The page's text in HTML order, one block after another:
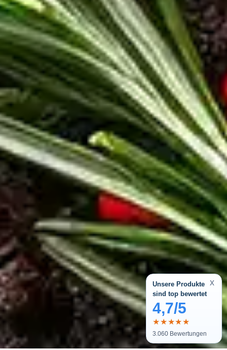
x
Unsere Produkte
sind top bewertet
4,7/5
★★★★★
3.060 Bewertungen